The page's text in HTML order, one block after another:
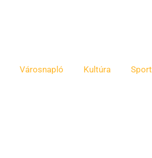
Városnapló Kultúra Sport